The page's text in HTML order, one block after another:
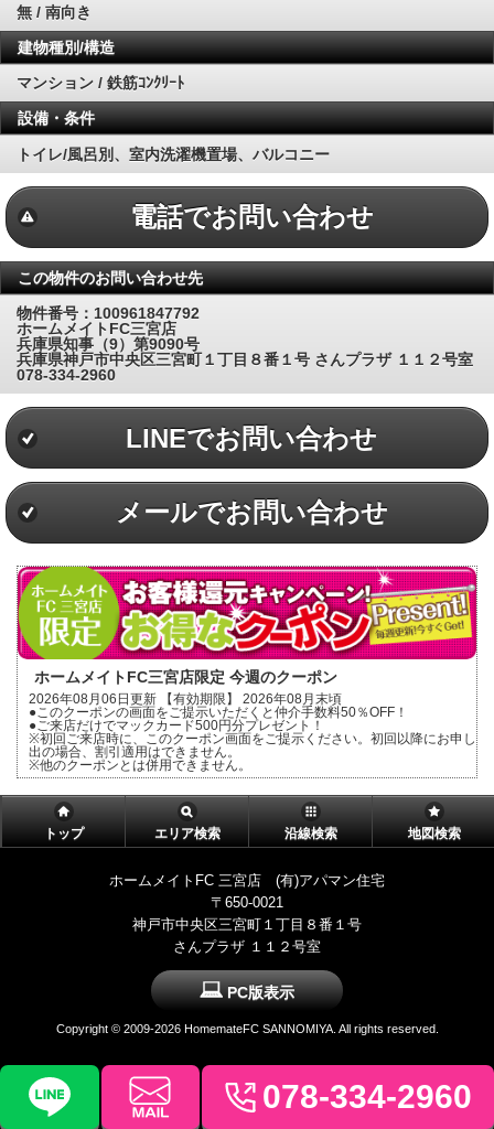
無 / 南向き
建物種別/構造
マンション / 鉄筋ｺﾝｸﾘｰﾄ
設備・条件
トイレ/風呂別、室内洗濯機置場、バルコニー
電話でお問い合わせ
この物件のお問い合わせ先
物件番号：100961847792
ホームメイトFC三宮店
兵庫県知事（9）第9090号
兵庫県神戸市中央区三宮町１丁目８番１号 さんプラザ １１２号室
078-334-2960
LINEでお問い合わせ
メールでお問い合わせ
ホームメイトFC三宮店限定 今週のクーポン
2026年08月06日更新 【有効期限】 2026年08月末頃
●このクーポンの画面をご提示いただくと仲介手数料50％OFF！
●ご来店だけでマックカード500円分プレゼント！
※初回ご来店時に、このクーポン画面をご提示ください。初回以降にお申し
出の場合、割引適用はできません。
※他のクーポンとは併用できません。
トップ エリア検索 沿線検索 地図検索
ホームメイトFC 三宮店 (有)アパマン住宅
〒650-0021
神戸市中央区三宮町１丁目８番１号
さんプラザ １１２号室
078-334-2960
PC版表示
Copyright © 2009-2026 HomemateFC SANNOMIYA. All rights reserved.